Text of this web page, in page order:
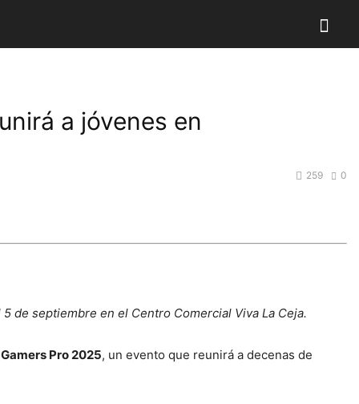
a jóvenes en
0
259
de septiembre en el Centro Comercial Viva La Ceja.
Pro 2025, un evento que reunirá a decenas de